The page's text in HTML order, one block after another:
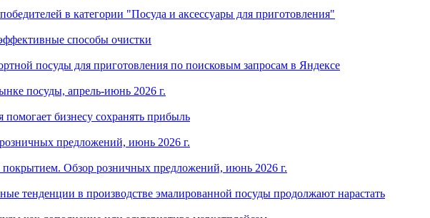
в категории "Посуда и аксессуары для приготовления"
способы очистки
посуды для приготовления по поисковым запросам в Яндексе
посуды, апрель-июнь 2026 г.
бизнесу сохранять прибыль
предложений, июнь 2026 г.
Обзор розничных предложений, июнь 2026 г.
тенденции в производстве эмалированной посуды продолжают нарастать